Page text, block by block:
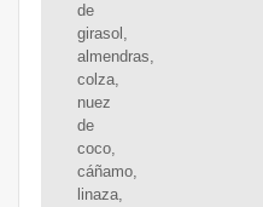
de
girasol,
almendras,
colza,
nuez
de
coco,
cáñamo,
linaza,